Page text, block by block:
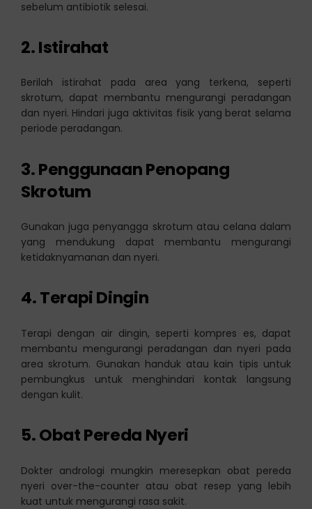
sebelum antibiotik selesai.
2.Istirahat
Berilah istirahat pada area yang terkena, seperti
skrotum, dapat membantu mengurangi peradangan
dan nyeri. Hindari juga aktivitas fisik yang berat selama
periode peradangan.
3.Penggunaan Penopang
Skrotum
Gunakan juga penyangga skrotum atau celana dalam
yang mendukung dapat membantu mengurangi
ketidaknyamanan dan nyeri.
4.Terapi Dingin
Terapi dengan air dingin, seperti kompres es, dapat
membantu mengurangi peradangan dan nyeri pada
area skrotum. Gunakan handuk atau kain tipis untuk
pembungkus untuk menghindari kontak langsung
dengan kulit.
5.Obat Pereda Nyeri
Dokter andrologi mungkin meresepkan obat pereda
nyeri over-the-counter atau obat resep yang lebih
kuat untuk mengurangi rasa sakit.